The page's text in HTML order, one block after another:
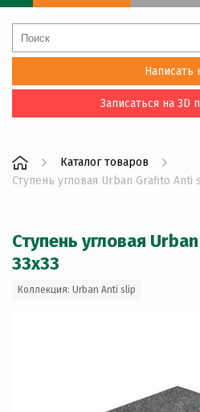
Написать
Записаться на 3D
Каталог товаров
Ступень угловая Urban Grafito Anti
Ступень угловая
33x33
Коллекция: Urban Anti slip